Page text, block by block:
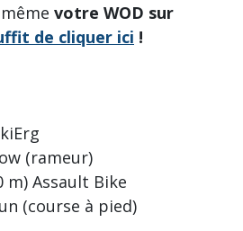
votre WOD sur
de cliquer ici !
(rameur)
m) Assault Bike
(course à pied)